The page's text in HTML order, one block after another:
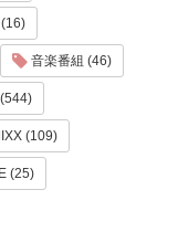
音楽番組 (46)
(109)
(25)